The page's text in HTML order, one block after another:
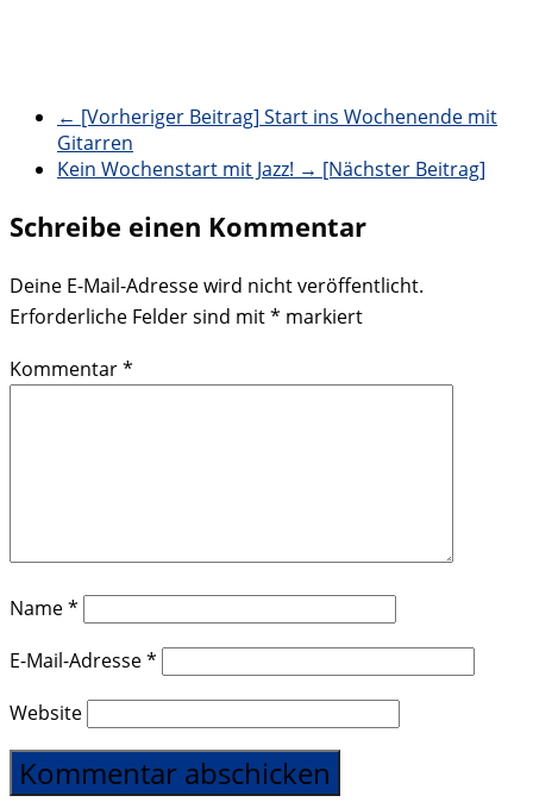
← [Vorheriger Beitrag] Start ins Wochenende mit
Gitarren
Kein Wochenstart mit Jazz! → [Nächster Beitrag]
Schreibe einen Kommentar
Deine E-Mail-Adresse wird nicht veröffentlicht.
Erforderliche Felder sind mit* markiert
Kommentar*
Name*
E-Mail-Adresse*
Website